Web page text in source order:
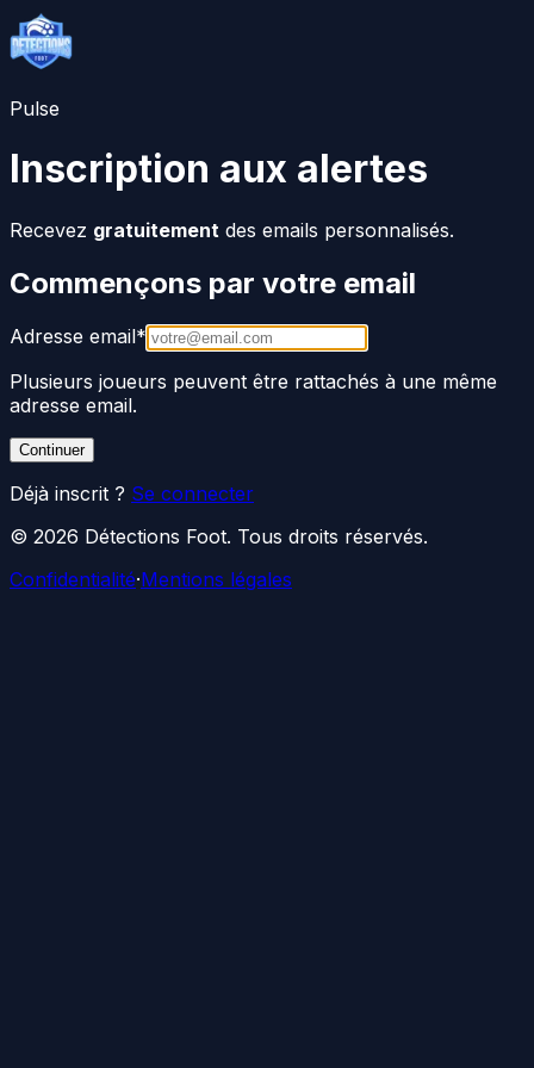
Pulse
Inscription aux alertes
Recevez gratuitement des emails personnalisés.
Commençons par votre email
Adresse email*
Plusieurs joueurs peuvent être rattachés à une même
adresse email.
Continuer
Déjà inscrit ? Se connecter
© 2026 Détections Foot. Tous droits réservés.
Confidentialité·Mentions légales